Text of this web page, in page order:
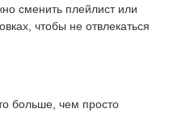
сменить плейлист или
чтобы не отвлекаться
больше, чем просто